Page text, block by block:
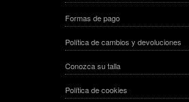
Formas de pago
Política de cambios y devoluciones
Conozca su talla
Política de cookies